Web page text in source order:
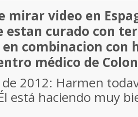
mirar video en
estan curado con
combinacion con
médico de
2012: Harmen
está haciendo muy